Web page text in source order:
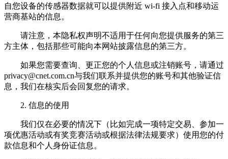
自您设备的传感器数据就可以提供附近 wi-fi 接入点和移动运
营商基站的信息。
请注意，本隐私权声明不适用于任何向您提供服务的第三
方主体，包括那些可能向本网站披露信息的第三方。
如果您需要查询、更正您的个人信息或注销账号，请通过
privacy@cnet.com.cn与我们联系并提供您的账号和其他验证信
息，我们在核实后会回复您的请求。
2. 信息的使用
我们仅在必要的情况下（比如完成一项特定交易、参加一
项优惠活动或有奖竞赛活动或根据法律法规要求）使用您的付
款信息和个人身份证信息。